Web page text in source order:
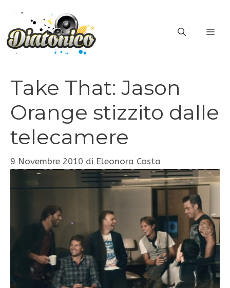
contenuto
Take That: Jason
Orange stizzito dalle
telecamere
9 Novembre 2010 di Eleonora Costa